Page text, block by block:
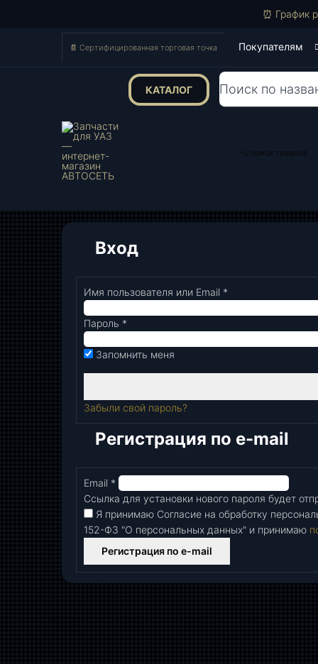
⏰ График
📄 Сертифицированная торговая точка Покупателям
КАТАЛОГ Поиск
🔍 поиск товаров
Вход
Имя пользователя или Email *
Пароль *
Запомнить меня
Забыли свой пароль?
Регистрация по e-mail
Email *
Ссылка для установки нового пароля будет
Я принимаю Согласие на обработку
152-Ф3 "О персональных данных" и принимаю
Регистрация по e-mail